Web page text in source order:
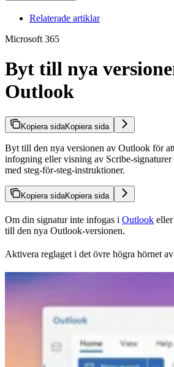
Relaterade artiklar
Microsoft 365
Byt till nya
Outlook
Kopiera sidaKopiera sida
Byt till den nya versionen av Outlook för
infogning eller visning av Scribe-
med steg-för-steg-instruktioner.
Kopiera sidaKopiera sida
Om din signatur inte infogas i Outlook
till den nya Outlook-versionen.
Aktivera reglaget i det övre högra hörnet